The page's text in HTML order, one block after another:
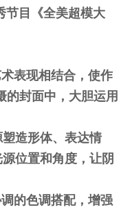
节目《全美超模大
表现相结合，使作
的封面中，大胆运用
造形体、表达情
位置和角度，让阴
的色调搭配，增强